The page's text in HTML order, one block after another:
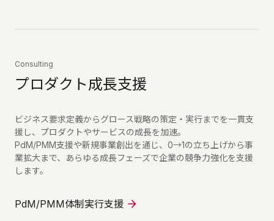
Consulting
プロダクト成長支援
ビジネス要求定義からグロース戦略の策定・実行までを一貫支
援し、プロダクトやサービスの成長を加速。
PdM/PMM支援や新規事業創出を通じ、0→1の立ち上げから事
業拡大まで、あらゆる成長フェーズで企業の競争力強化を支援
します。
PdM/PMM体制実行支援